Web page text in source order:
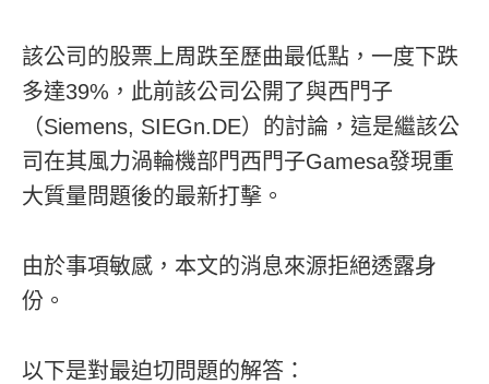
該公司的股票上周跌至歷曲最低點，一度下跌
多達39%，此前該公司公開了與西門子
（Siemens, SIEGn.DE）的討論，這是繼該公
司在其風力渦輪機部門西門子Gamesa發現重
大質量問題後的最新打擊。
由於事項敏感，本文的消息來源拒絕透露身
份。
以下是對最迫切問題的解答：